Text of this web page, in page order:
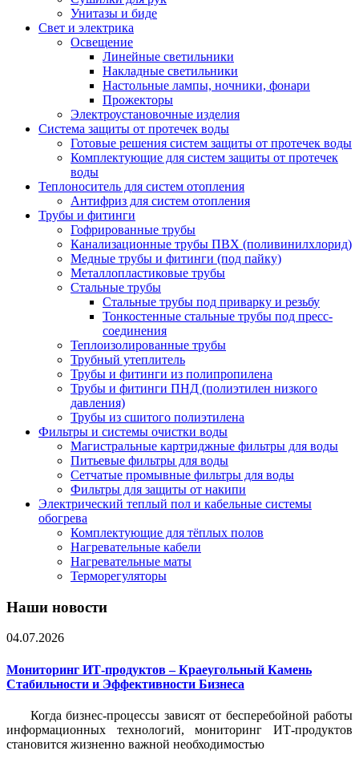
Унитазы и биде
Свет и электрика
Освещение
Линейные светильники
Накладные светильники
Настольные лампы, ночники, фонари
Прожекторы
Электроустановочные изделия
Система защиты от протечек воды
Готовые решения систем защиты от протечек воды
Комплектующие для систем защиты от протечек
воды
Теплоноситель для систем отопления
Антифриз для систем отопления
Трубы и фитинги
Гофрированные трубы
Канализационные трубы ПВХ (поливинилхлорид)
Медные трубы и фитинги (под пайку)
Металлопластиковые трубы
Стальные трубы
Стальные трубы под приварку и резьбу
Тонкостенные стальные трубы под пресс-
соединения
Теплоизолированные трубы
Трубный утеплитель
Трубы и фитинги из полипропилена
Трубы и фитинги ПНД (полиэтилен низкого
давления)
Трубы из сшитого полиэтилена
Фильтры и системы очистки воды
Магистральные картриджные фильтры для воды
Питьевые фильтры для воды
Сетчатые промывные фильтры для воды
Фильтры для защиты от накипи
Электрический теплый пол и кабельные системы
обогрева
Комплектующие для тёплых полов
Нагревательные кабели
Нагревательные маты
Терморегуляторы
Наши новости
04.07.2026
Мониторинг ИТ-продуктов – Краеугольный Камень
Стабильности и Эффективности Бизнеса
Когда бизнес-процессы зависят от бесперебойной работы
информационных технологий, мониторинг ИТ-продуктов
становится жизненно важной необходимостью